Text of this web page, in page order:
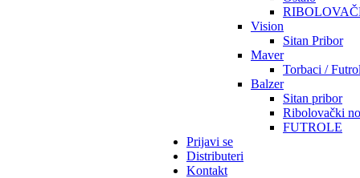
Vision
Sitan Pribor
Maver
Torbaci /
Balzer
Sitan pribor
Ribolovački
FUTROLE
Prijavi se
Distributeri
Kontakt